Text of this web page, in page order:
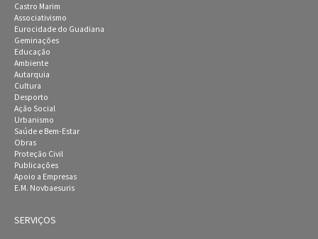
Castro Marim
Associativismo
Eurocidade do Guadiana
Geminações
Educação
Ambiente
Autarquia
Cultura
Desporto
Ação Social
Urbanismo
Saúde e Bem-Estar
Obras
Proteção Civil
Publicações
Apoio a Empresas
E.M. Novbaesuris
SERVIÇOS